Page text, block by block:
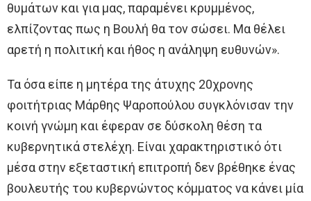
θυμάτων και για μας, παραμένει κρυμμένος,
ελπίζοντας πως η Βουλή θα τον σώσει. Μα θέλει
αρετή η πολιτική και ήθος η ανάληψη ευθυνών».
Τα όσα είπε η μητέρα της άτυχης 20χρονης
φοιτήτριας Μάρθης Ψαροπούλου συγκλόνισαν την
κοινή γνώμη και έφεραν σε δύσκολη θέση τα
κυβερνητικά στελέχη. Είναι χαρακτηριστικό ότι
μέσα στην εξεταστική επιτροπή δεν βρέθηκε ένας
βουλευτής του κυβερνώντος κόμματος να κάνει μία